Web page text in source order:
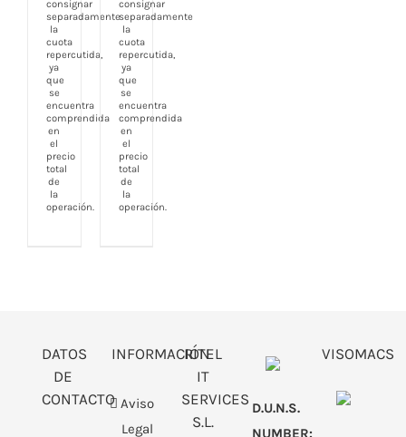
consignar
separadamente
la
cuota
repercutida,
ya
que
se
encuentra
comprendida
en
el
precio
total
de
la
operación.
consignar
separadamente
la
cuota
repercutida,
ya
que
se
encuentra
comprendida
en
el
precio
total
de
la
operación.
DATOS
DE
CONTACTO
INFORMACIÓN
Aviso
Legal
RITEL
IT
SERVICES
S.L.
D.U.N.S.
NUMBER:
VISOMACS